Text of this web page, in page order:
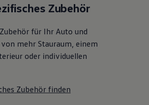
Zubehör
für Ihr Auto und
mehr Stauraum, einem
oder individuellen
Zubehör finden